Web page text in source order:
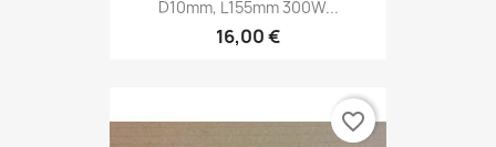
D10mm, L155mm 300W...
16,00 €
favorite_border